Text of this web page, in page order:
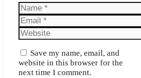
Name
Email
Website
Save my name, email, and
website in this browser for the
next time I comment.